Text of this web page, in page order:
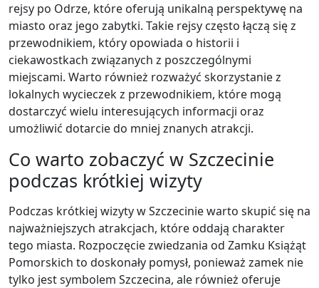
rejsy po Odrze, które oferują unikalną perspektywę na
miasto oraz jego zabytki. Takie rejsy często łączą się z
przewodnikiem, który opowiada o historii i
ciekawostkach związanych z poszczególnymi
miejscami. Warto również rozważyć skorzystanie z
lokalnych wycieczek z przewodnikiem, które mogą
dostarczyć wielu interesujących informacji oraz
umożliwić dotarcie do mniej znanych atrakcji.
Co warto zobaczyć w Szczecinie
podczas krótkiej wizyty
Podczas krótkiej wizyty w Szczecinie warto skupić się na
najważniejszych atrakcjach, które oddają charakter
tego miasta. Rozpoczęcie zwiedzania od Zamku Książąt
Pomorskich to doskonały pomysł, ponieważ zamek nie
tylko jest symbolem Szczecina, ale również oferuje